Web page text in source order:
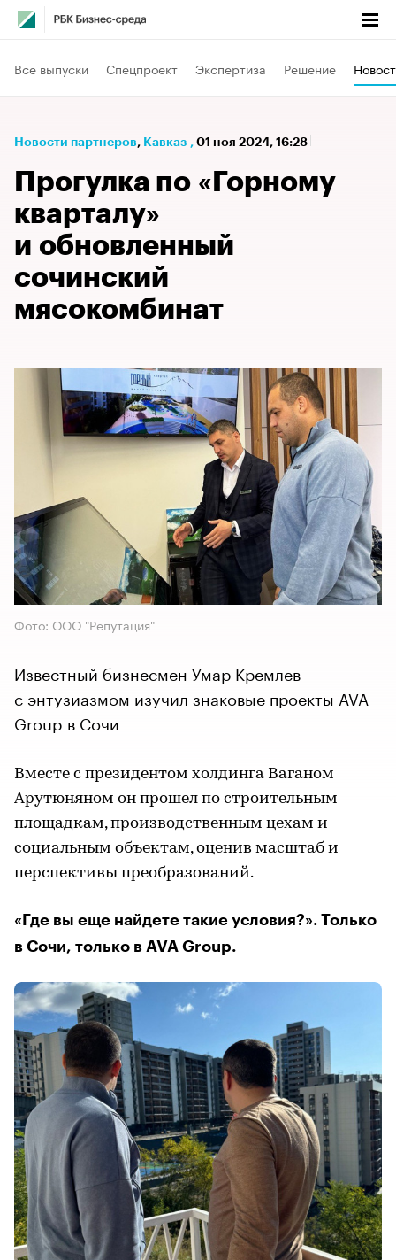
Все выпуски Спецпроект Экспертиза Решение
Новости партнеров⁠, Кавказ , 01 ноя 2024, 16:28
Прогулка по «Горному
кварталу»
и обновленный
сочинский
мясокомбинат
Фото: ООО "Репутация"
Известный бизнесмен Умар Кремлев
с энтузиазмом изучил знаковые проекты AVA
Group в Сочи
Вместе с президентом холдинга Ваганом
Арутюняном он прошел по строительным
площадкам, производственным цехам и
социальным объектам, оценив масштаб и
перспективы преобразований.
«Где вы еще найдете такие условия?». Только
в Сочи, только в AVA Group.